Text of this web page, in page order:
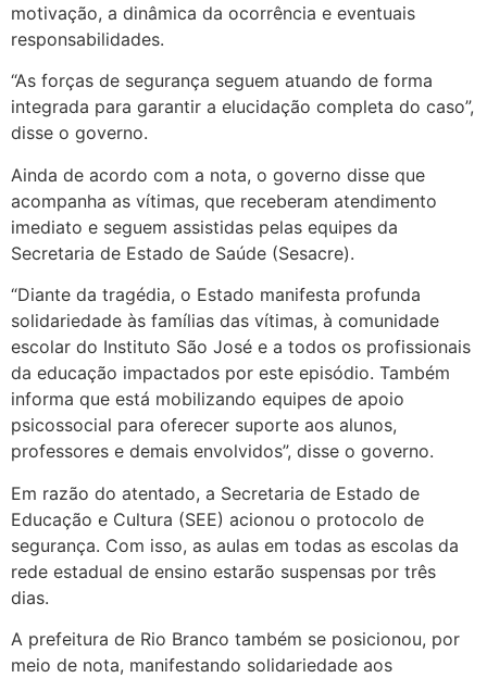
motivação, a dinâmica da ocorrência e eventuais
responsabilidades.
“As forças de segurança seguem atuando de forma
integrada para garantir a elucidação completa do caso”,
disse o governo.
Ainda de acordo com a nota, o governo disse que
acompanha as vítimas, que receberam atendimento
imediato e seguem assistidas pelas equipes da
Secretaria de Estado de Saúde (Sesacre).
“Diante da tragédia, o Estado manifesta profunda
solidariedade às famílias das vítimas, à comunidade
escolar do Instituto São José e a todos os profissionais
da educação impactados por este episódio. Também
informa que está mobilizando equipes de apoio
psicossocial para oferecer suporte aos alunos,
professores e demais envolvidos”, disse o governo.
Em razão do atentado, a Secretaria de Estado de
Educação e Cultura (SEE) acionou o protocolo de
segurança. Com isso, as aulas em todas as escolas da
rede estadual de ensino estarão suspensas por três
dias.
A prefeitura de Rio Branco também se posicionou, por
meio de nota, manifestando solidariedade aos